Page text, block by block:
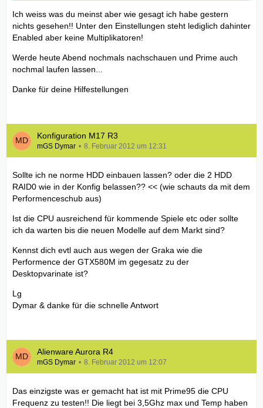
Ich weiss was du meinst aber wie gesagt ich habe gestern
nichts gesehen!! Unter den Einstellungen steht lediglich dahinter
Enabled aber keine Multiplikatoren!
Werde heute Abend nochmals nachschauen und Prime auch
nochmal laufen lassen...
Danke für deine Hilfestellungen
Konfiguration M17 R3
mGS Dymar 8. Februar 2012 um 12:31
Sollte ich ne norme HDD einbauen lassen? oder die 2 HDD
RAID0 wie in der Konfig belassen?? << (wie schauts da mit dem
Performenceschub aus)
Ist die CPU ausreichend für kommende Spiele etc oder sollte
ich da warten bis die neuen Modelle auf dem Markt sind?
Kennst dich evtl auch aus wegen der Graka wie die
Performence der GTX580M im gegesatz zu der
Desktopvarinate ist?
Lg
Dymar & danke für die schnelle Antwort
Alienware Aurora R4
mGS Dymar 8. Februar 2012 um 12:07
Das einzigste was er gemacht hat ist mit Prime95 die CPU
Frequenz zu testen!! Die liegt bei 3,5Ghz max und Temp haben